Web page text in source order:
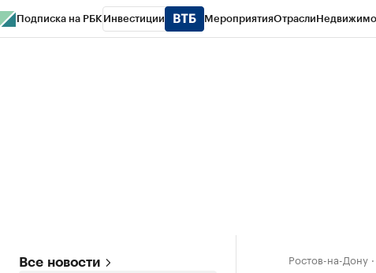
Подписка на РБК Инвестиции МероприятияОтрасли
Все новости Ростов-на-Дону